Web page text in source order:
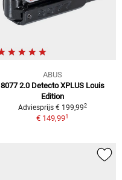
ABUS
8077 2.0 Detecto XPLUS Louis
Edition
Adviesprijs € 199,992
€ 149,991